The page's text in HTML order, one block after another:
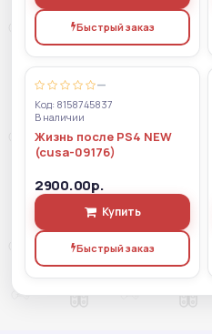
Быстрый заказ
—
Код: 8158745837
В наличии
Жизнь после PS4 NEW
(cusa-09176)
2900.00р.
Купить
Быстрый заказ